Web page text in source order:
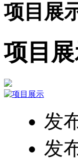
项目展
项目
发
发